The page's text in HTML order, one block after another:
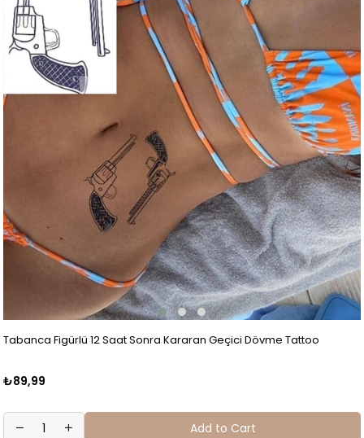
Tabanca Figürlü 12 Saat Sonra Kararan Geçici Dövme Tattoo
₺89,99
Add to Cart